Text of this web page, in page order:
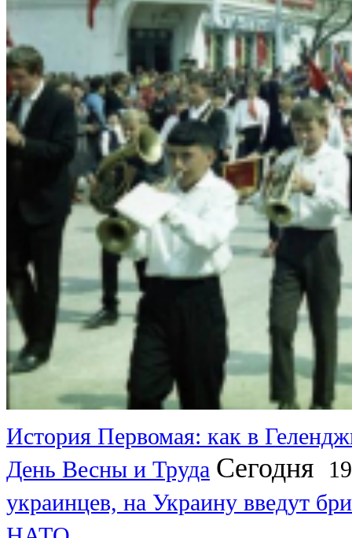
История Первомая: как в
День Весны и Труда Сегодня
украинцев, на Украину введут